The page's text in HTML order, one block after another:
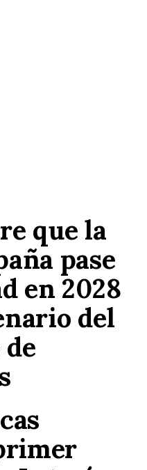
que la
pase
en 2028
del